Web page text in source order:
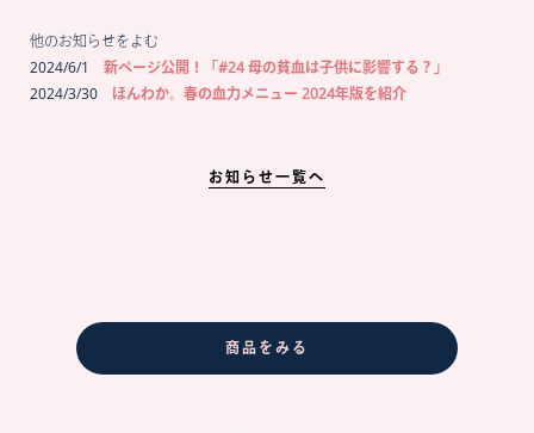
他のお知らせをよむ
2024/6/1 新ページ公開！「#24 母の貧血は子供に影響する？」
2024/3/30 ほんわか。春の血力メニュー 2024年版を紹介
お知らせ一覧へ
商品をみる